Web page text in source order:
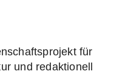
für
und redaktionell